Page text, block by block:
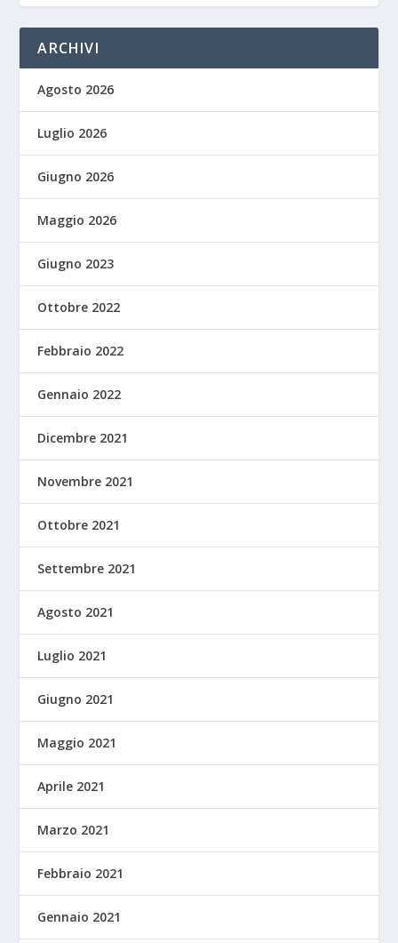
ARCHIVI
Agosto 2026
Luglio 2026
Giugno 2026
Maggio 2026
Giugno 2023
Ottobre 2022
Febbraio 2022
Gennaio 2022
Dicembre 2021
Novembre 2021
Ottobre 2021
Settembre 2021
Agosto 2021
Luglio 2021
Giugno 2021
Maggio 2021
Aprile 2021
Marzo 2021
Febbraio 2021
Gennaio 2021